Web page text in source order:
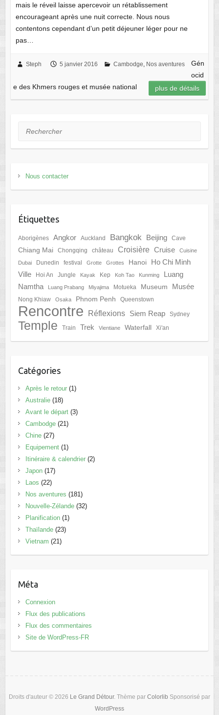
mais le réveil laisse apercevoir un rétablissement
encourageant après une nuit correcte. Nous nous
contentons cependant d’un petit déjeuner léger pour ne
pas…
Steph 5 janvier 2016 Cambodge Nos aventures
Gén
ocid
e des Khmers rouges et musée national
plus de détails
Rechercher
Nous contacter
Étiquettes
Aborigènes Angkor Auckland Bangkok Beijing Cave
Chiang Mai Chongqing château Croisière Cruise Cuisine
Dubai Dunedin festival Grotte Grottes Hanoi
Ho Chi Minh
Ville
Hoi An Jungle Kayak Kep Koh Tao Kunming
Luang
Namtha
Luang Prabang Miyajima Motueka Museum Musée
Nong Khiaw Osaka Phnom Penh Queenstown
Rencontre Réflexions Siem Reap Sydney
Temple Train Trek Vientiane Waterfall Xi'an
Catégories
Après le retour(1)
Australie(18)
Avant le départ(3)
Cambodge(21)
Chine(27)
Equipement(1)
Itinéraire & calendrier(2)
Japon(17)
Laos (22)
Nos aventures (181)
Nouvelle-Zélande(32)
Planification(1)
Thaïlande(23)
Vietnam (21)
Méta
Connexion
Flux des publications
Flux des commentaires
Site de WordPress-FR
Droits d'auteur © 2026 Le Grand Détour. Thème par Colorlib Sponsorisé par
WordPress